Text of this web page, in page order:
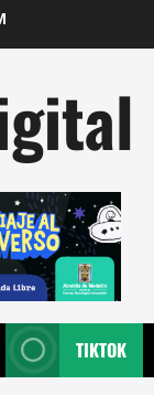
TIKTOK